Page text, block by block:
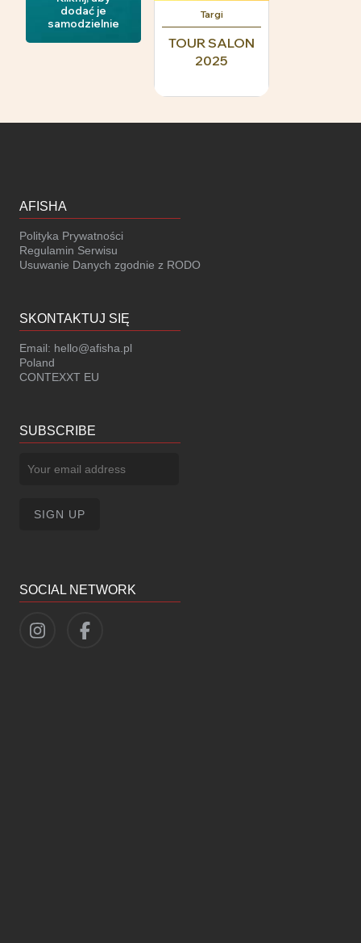
dodać je
samodzielnie
Targi
TOUR SALON
2025
AFISHA
Polityka Prywatności
Regulamin Serwisu
Usuwanie Danych zgodnie z RODO
SKONTAKTUJ SIĘ
Email: hello@afisha.pl
Poland
CONTEXXT EU
SUBSCRIBE
SOCIAL NETWORK